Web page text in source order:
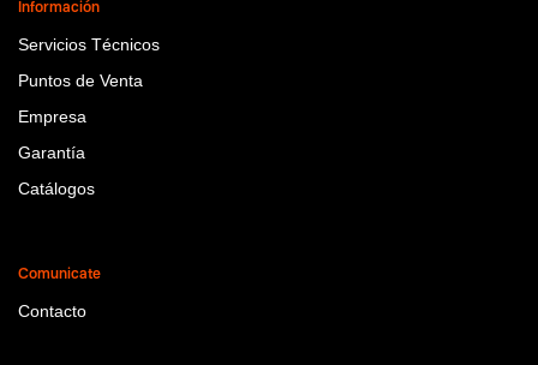
Información
Servicios Técnicos
Puntos de Venta
Empresa
Garantía
Catálogos
Comunicate
Contacto